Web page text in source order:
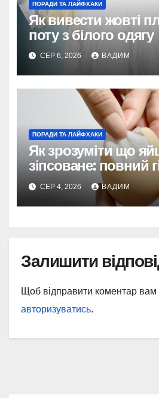
ПОРАДИ ТА ЛАЙФХАКИ
Як вивести жовті
поту з білого одягу
СЕР 6, 2026 ВАДИМ
ПОРАДИ ТА ЛАЙФХАКИ
Як зрозуміти що
зіпсоване: повний
та поясненнями
СЕР 4, 2026 ВАДИМ
Залишити
Щоб відправити коментар вам
авторизуватись.